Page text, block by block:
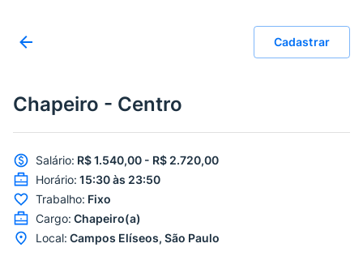
Cadastrar
Chapeiro - Centro
Salário: R$ 1.540,00 - R$ 2.720,00
Horário: 15:30 às 23:50
Trabalho: Fixo
Cargo: Chapeiro(a)
Local: Campos Elíseos, São Paulo